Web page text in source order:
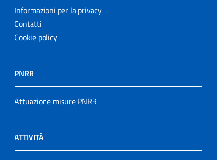
Informazioni per la privacy
Contatti
Cookie policy
PNRR
Attuazione misure PNRR
ATTIVITÀ